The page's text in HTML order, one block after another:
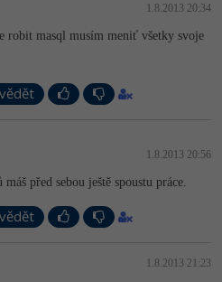
1.8.2013 20:34
robit masql musím meniť všetky svoje
1.8.2013 20:56
před sebou ještě spoustu práce.
1.8.2013 21:23